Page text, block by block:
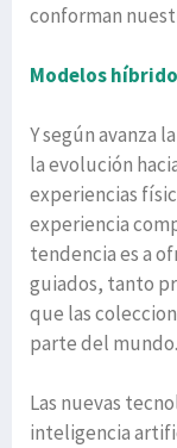
conforman
Modelos
Y según avanza
la evolución
experiencias
experiencia
tendencia es a
guiados, tanto
que las
parte del mundo.
Las nuevas
inteligencia